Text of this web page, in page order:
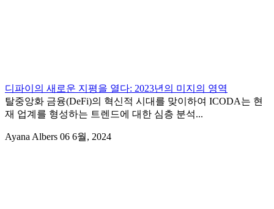
디파이의 새로운 지평을 열다: 2023년의 미지의 영역
탈중앙화 금융(DeFi)의 혁신적 시대를 맞이하여 ICODA는 현
재 업계를 형성하는 트렌드에 대한 심층 분석...
Ayana Albers 06 6월, 2024